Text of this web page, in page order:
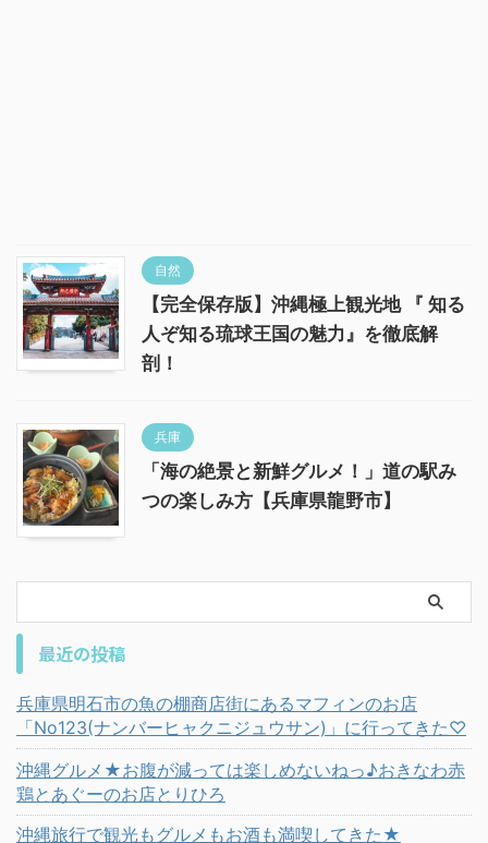
自然
【完全保存版】沖縄極上観光地 『 知る
人ぞ知る琉球王国の魅力』を徹底解
剖！
兵庫
「海の絶景と新鮮グルメ！」道の駅み
つの楽しみ方【兵庫県龍野市】
最近の投稿
兵庫県明石市の魚の棚商店街にあるマフィンのお店
「No123(ナンバーヒャクニジュウサン)」に行ってきた♡
沖縄グルメ★お腹が減っては楽しめないねっ♪おきなわ赤
鶏とあぐーのお店とりひろ
沖縄旅行で観光もグルメもお酒も満喫してきた★